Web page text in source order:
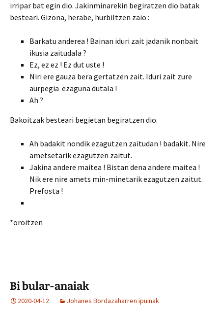
irripar bat egin dio. Jakinminarekin begiratzen dio batak
besteari. Gizona, herabe, hurbiltzen zaio :
Barkatu anderea ! Bainan iduri zait jadanik nonbait
ikusia zaitudala ?
Ez, ez ez ! Ez dut uste !
Niri ere gauza bera gertatzen zait. Iduri zait zure
aurpegia ezaguna dutala !
Ah ?
Bakoitzak besteari begietan begiratzen dio.
Ah badakit nondik ezagutzen zaitudan ! badakit. Nire
ametsetarik ezagutzen zaitut.
Jakina andere maitea ! Bistan dena andere maitea !
Nik ere nire amets min-minetarik ezagutzen zaitut.
Prefosta !
*oroitzen
Bi bular-anaiak
2020-04-12 Johanes Bordazaharren ipuinak